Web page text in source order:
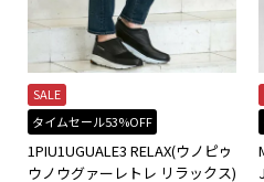
SALE
タイムセール53%OFF
1PIU1UGUALE3 RELAX(ウノピゥ
ウノウグァーレトレ リラックス)